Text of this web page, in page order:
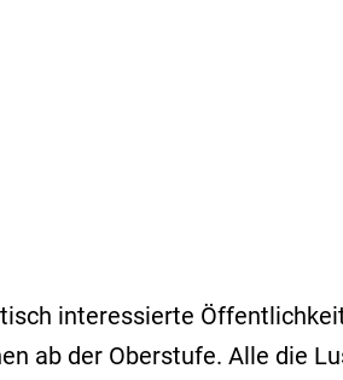
interessierte
ab der Oberstufe. Alle die